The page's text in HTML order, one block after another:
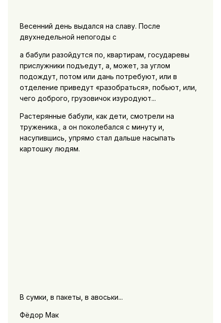
Весенний день выдался на славу. После
двухнедельной непогоды с
а бабули разойдутся по, квартирам, государевы
прислужники подъедут, а, может, за углом
подождут, потом или дань потребуют, или в
отделение приведут «разобраться», побьют, или,
чего доброго, грузовичок изуродуют...
Растерянные бабули, как дети, смотрели на
труженика., а он поколебался с минуту и,
насупившись, упрямо стал дальше насыпать
картошку людям.
В сумки, в пакеты, в авоськи...
Фёдор Мак